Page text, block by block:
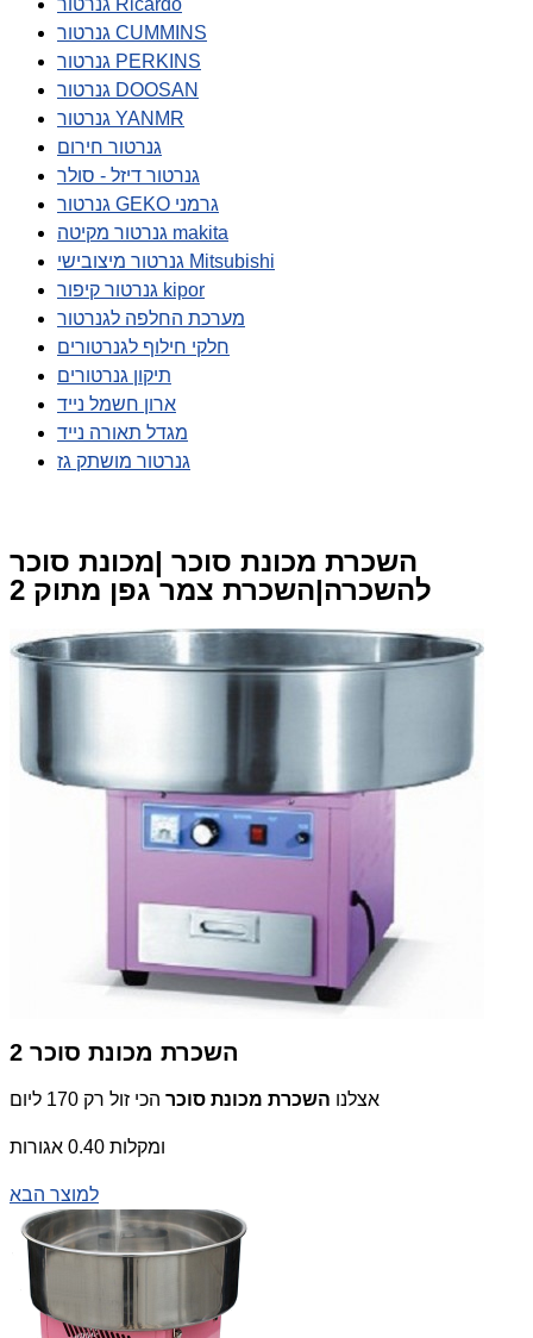
גנרטור CUMMINS
גנרטור PERKINS
גנרטור DOOSAN
גנרטור YANMR
גנרטור חירום
גנרטור דיזל - סולר
גנרטור GEKO גרמני
גנרטור מקיטה makita
גנרטור מיצובישי Mitsubishi
גנרטור קיפור kipor
מערכת החלפה לגנרטור
חלקי חילוף לגנרטורים
תיקון גנרטורים
ארון חשמל נייד
מגדל תאורה נייד
גנרטור מושתק גז
השכרת מכונת סוכר |מכונת סוכר
להשכרה|השכרת צמר גפן מתוק 2
השכרת מכונת סוכר 2
אצלנו השכרת מכונת סוכר
למוצר הבא